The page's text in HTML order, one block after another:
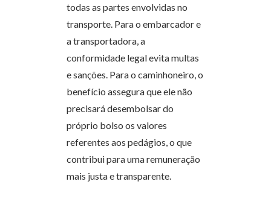
todas as partes envolvidas no
transporte. Para o embarcador e
a transportadora, a
conformidade legal evita multas
e sanções. Para o caminhoneiro, o
benefício assegura que ele não
precisará desembolsar do
próprio bolso os valores
referentes aos pedágios, o que
contribui para uma remuneração
mais justa e transparente.